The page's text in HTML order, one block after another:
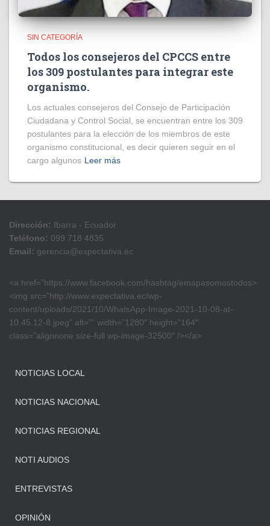
SIN CATEGORÍA
Todos los consejeros del CPCCS entre
los 309 postulantes para integrar este
organismo.
Los actuales consejeros del Consejo de Participación
Ciudadana y Control Social, se encuentran entre los 309
postulantes para la elección de los miembros de este
organismo constitucional, es decir quieren seguir en el
cargo algunos Leer más
Dirección: Ibarra - Ecuador
Teléfono: 099 718 4835
Email: gerencia@expectativa.ec
<a href=”https://www.facebook.com/hashtag/emapasomostodos>
<img src=”http://www.expectativa.ec/wp-
content/uploads/2021/10/WhatsApp-Image-2021-10-08-at-
10.45.12-8.jpeg” alt=”” width=”1280″ height=”164″
class=”alignnone size-full wp-image-32500″ /></a>
NOTICIAS LOCAL
NOTICIAS NACIONAL
NOTICIAS REGIONAL
NOTI AUDIOS
ENTREVISTAS
OPINIÓN